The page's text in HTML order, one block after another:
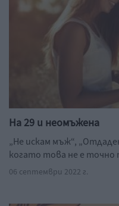
На 29 и неомъжена
„Не искам мъж“,
когато това не е точно
06 септември 2022 г.